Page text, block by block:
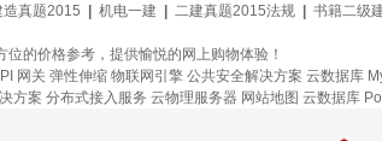
造真题2015 机电一建 二建真题2015法规
书籍二级
的价格参考，提供愉悦的网上购物体验！
网关 弹性伸缩 物联网引擎 公共安全解决方案 云数据库
方案 分布式接入服务 云物理服务器 网站地图 云数据库